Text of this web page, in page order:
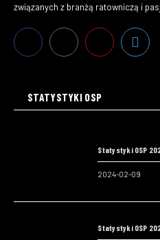
związanych z branżą ratowniczą i
STATYSTYKI OSP
Statystyki OSP
2024-02-09
Statystyki OSP